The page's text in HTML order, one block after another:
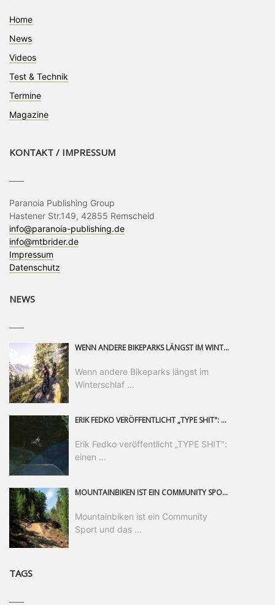
Home
News
Videos
Test & Technik
Termine
Magazine
KONTAKT / IMPRESSUM
Paranoia Publishing Group
Hastener Str.149, 42855 Remscheid
info@paranoia-publishing.de
info@mtbrider.de
Impressum
Datenschutz
NEWS
WENN ANDERE BIKEPARKS LÄNGST IM WINTERSCHLAF SIND, IST MAN IN SAALFELDEN LEOGANG IMMER NOCH AM MOUNTAINBIKEN. IST DER HERBST DIE SCHÖNSTE ZEIT DES JAHRES? AUF DEN TRAILS RUND UM SAALFELDEN LEOGANG UND IM EPIC BIKEPARK LEOGANG IST ER DAS AUF JEDEN FALL – UND DIE GEFÜHLT DIE LÄNGSTE NOCH DAZU. NOCH BIS MINDESTENS 8. NOVEMBER STEHT DAS PINZGAUER MOUNTAINBIKE-PARADIES ALLEN RIDERN OFFEN, DIE EINFACH NICHT GENUG KRIEGEN KÖNNEN. DABEI HÄLT DIE GOLDENE JAHRESZEIT IN SAALFELDEN LEOGANG WEIT MEHR ALS LINES, TRAILS UND HERBSTPANORAMEN BEREIT: MIT DEM BIKE FESTIVAL, VERSCHIEDENEN LADIES SHRED EVENTS UND EINEM DIE GESAMTE SAISON ANDAUERNDEN PHOTO CONTEST ZUM 25-JÄHRIGEN BIKEPARK-JUBILÄUM GIBT ES RUND UM ÖSTERREICHS ÄLTESTEN BIKEPARK EINIGES ZU ERLEBEN.
Wenn andere Bikeparks längst im
Winterschlaf ...
ERIK FEDKO VERÖFFENTLICHT „TYPE SHIT": EINEN 23-MINÜTIGEN MOUNTAINBIKE-FILM, ÜBER DREI JAHRE RUND UM DIE WELT GEDREHT. ZEITGLEICH LAUNCHT ER DIE GLEICHNAMIGE KOLLEKTION SEINER BRAND TYPE. EIN SEGMENT DES FILMS ERSCHEINT SEPARAT AUF RED BULL BIKE.
Erik Fedko veröffentlicht „TYPE SHIT":
einen ...
MOUNTAINBIKEN IST EIN COMMUNITY SPORT UND DAS BEWEIST SICH IN DER BIKE REPUBLIC SÖLDEN GERADE EINDRUCKSVOLL AUF ALLEN LEVELN. FREERIDE PROFI, SHAPERIN UND FRISCH GEWÄHLTE SWATCH NINES MVP VERO SANDLER IST BEGEISTERT VON DER VIELFALT DER BIKE DESTINATION, DER NEUEN JUMPLINE UND PLÄDIERT FÜR MUT BEI (FRAUEN) COMMUNITIES. VERO UND IHR VERLOBTER SAM HODGES VERBRINGEN MEHRERE MONATE IN DER BIKE REPUBLIC UND LASSEN UNS DARAN TEILHABEN. UM COMMUNITY GEHT ES AUCH BEI DER PARTNERSCHAFT ZWISCHEN SÖLDEN UND DEM NEUEN RIDERS PARK DONOVALY IN DER SLOWAKEI: DER DORTIGE TOURISMUSDIREKTOR JIRI PEC IST ÜBERZEUGT: VON MEHR BIKEPARKS PROFITIERT DIE GANZE MTB-SZENE – UND MIT DOMINIK LINSER, GESCHÄFTSFÜHRER DER BRS, HAT ER DAMIT DEN PERFEKTEN PARTNER GEFUNDEN.
Mountainbiken ist ein Community
Sport und das ...
TAGS